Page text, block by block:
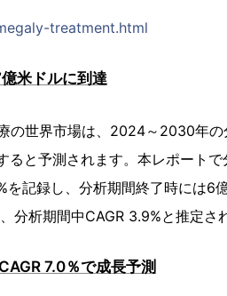
treatment.html
米ドルに到達
の世界市場は、2024～2030年
と予測されます。本レポート
記録し、分析期間終了時には6
分析期間中CAGR 3.9%と推定さ
7.0％で成長予測